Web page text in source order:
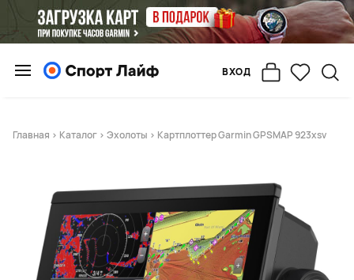
ВХОД
Главная > Каталог > Эхолоты > Картплоттер Garmin GPSMAP 923xsv